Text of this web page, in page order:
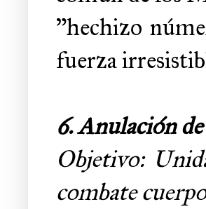
"hechizo
fuerza
6.Anulación
Objetivo:
combate